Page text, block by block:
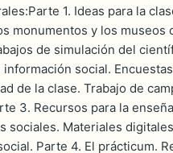
1. Ideas para la
monumentos y los museos
de simulación del
social.
de la clase. Trabajo de
3. Recursos para la
Materiales
Parte 4. El prácticum.